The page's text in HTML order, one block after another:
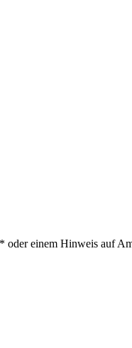
oder einem Hinweis auf